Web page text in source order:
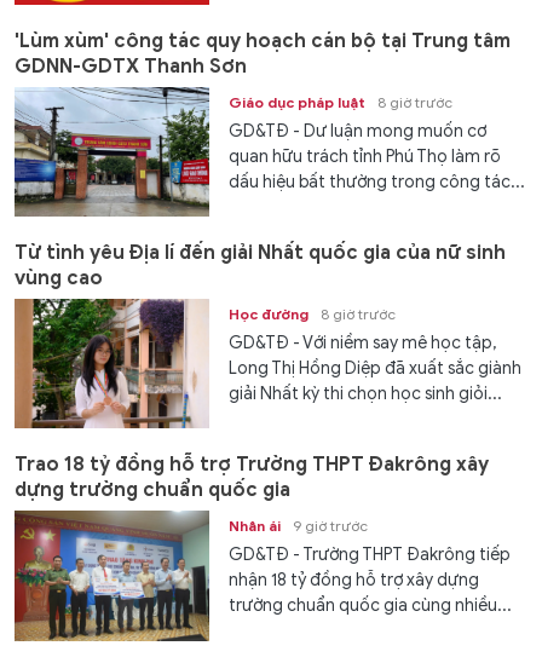
'Lùm xùm' công tác quy hoạch cán bộ tại Trung tâm
GDNN-GDTX Thanh Sơn
Giáo dục pháp luật 8 giờ trước
GD&TĐ - Dư luận mong muốn cơ
quan hữu trách tỉnh Phú Thọ làm rõ
dấu hiệu bất thường trong công tác...
Từ tình yêu Địa lí đến giải Nhất quốc gia của nữ sinh
vùng cao
Học đường 8 giờ trước
GD&TĐ - Với niềm say mê học tập,
Long Thị Hồng Diệp đã xuất sắc giành
giải Nhất kỳ thi chọn học sinh giỏi...
Trao 18 tỷ đồng hỗ trợ Trường THPT Đakrông xây
dựng trường chuẩn quốc gia
Nhân ái 9 giờ trước
GD&TĐ - Trường THPT Đakrông tiếp
nhận 18 tỷ đồng hỗ trợ xây dựng
trường chuẩn quốc gia cùng nhiều...